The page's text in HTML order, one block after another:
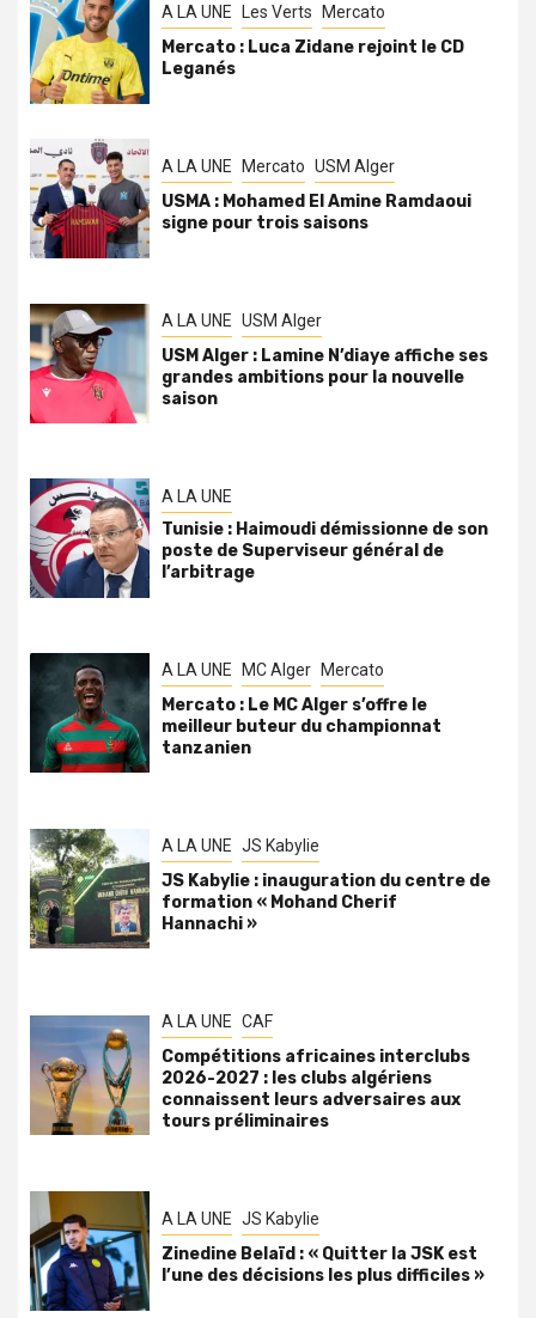
A LA UNE Les Verts Mercato
Mercato : Luca Zidane rejoint le CD
Leganés
A LA UNE Mercato USM Alger
USMA : Mohamed El Amine Ramdaoui
signe pour trois saisons
A LA UNE USM Alger
USM Alger : Lamine N’diaye affiche ses
grandes ambitions pour la nouvelle
saison
A LA UNE
Tunisie : Haimoudi démissionne de son
poste de Superviseur général de
l’arbitrage
A LA UNE MC Alger Mercato
Mercato : Le MC Alger s’offre le
meilleur buteur du championnat
tanzanien
A LA UNE JS Kabylie
JS Kabylie : inauguration du centre de
formation « Mohand Cherif
Hannachi »
A LA UNE CAF
Compétitions africaines interclubs
2026-2027 : les clubs algériens
connaissent leurs adversaires aux
tours préliminaires
A LA UNE JS Kabylie
Zinedine Belaïd : « Quitter la JSK est
l’une des décisions les plus difficiles »